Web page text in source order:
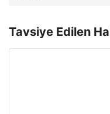
Tavsiye Edilen